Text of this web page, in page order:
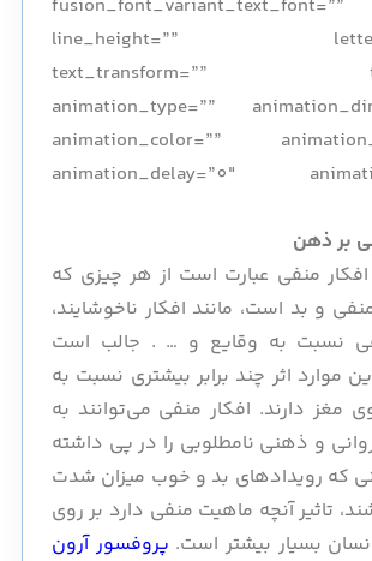
fusion_font_variant_text_font=””
line_height=””
text_transform=””
animation_type=””
animation_color=””
animation_delay=”0″
بر ذهن
منفی عبارت است از هر چیزی که
و بد است، مانند افکار ناخوشایند،
نسبت به وقایع و … . جالب است
موارد اثر چند برابر بیشتری نسبت به
مغز دارند. افکار منفی می‌توانند به
و ذهنی نامطلوبی را در پی داشته
که رویدادهای بد و خوب میزان شدت
تاثیر آنچه ماهیت منفی دارد بر روی
بسیار بیشتر است. پروفسور آرون